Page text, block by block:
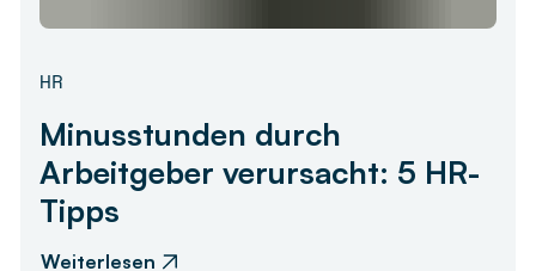
HR
Minusstunden durch
Arbeitgeber verursacht: 5 HR-
Tipps
Weiterlesen